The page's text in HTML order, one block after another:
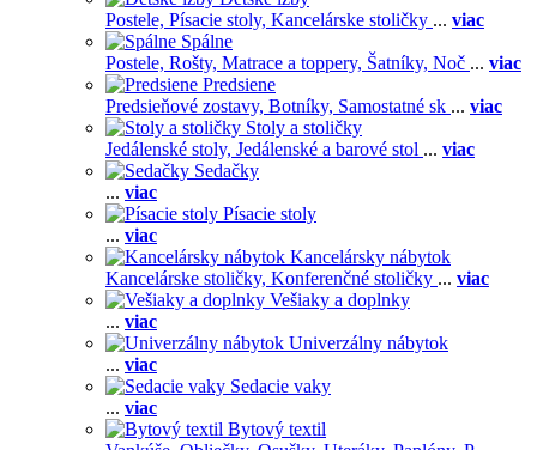
Postele, Písacie stoly, Kancelárske stoličky ... viac
Spálne
Postele, Rošty, Matrace a toppery, Šatníky, Noč ... viac
Predsiene
Predsieňové zostavy, Botníky, Samostatné sk ... viac
Stoly a stoličky
Jedálenské stoly, Jedálenské a barové stol ... viac
Sedačky
... viac
Písacie stoly
... viac
Kancelársky nábytok
Kancelárske stoličky, Konferenčné stoličky ... viac
Vešiaky a doplnky
... viac
Univerzálny nábytok
... viac
Sedacie vaky
... viac
Bytový textil